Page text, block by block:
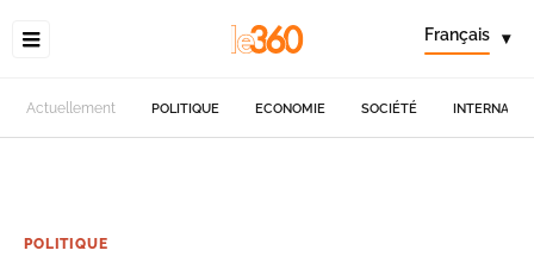
Français ▾
Actuellement POLITIQUE ECONOMIE SOCIÉTÉ
POLITIQUE